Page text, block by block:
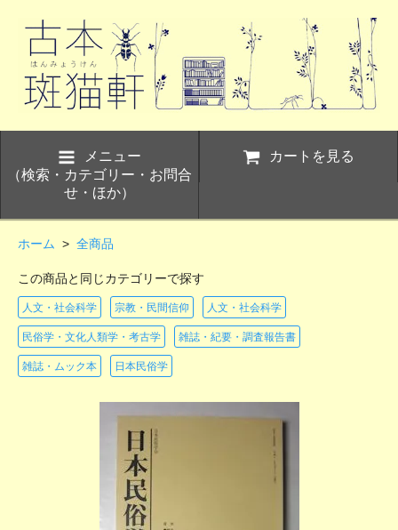
メニュー
（検索・カテゴリー・お問合
せ・ほか）
カートを見る
ホーム > 全商品
この商品と同じカテゴリーで探す
人文・社会科学 宗教・民間信仰 人文・社会科学
民俗学・文化人類学・考古学 雑誌・紀要・調査報告書
雑誌・ムック本 日本民俗学